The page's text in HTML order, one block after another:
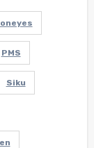
PMS
Siku